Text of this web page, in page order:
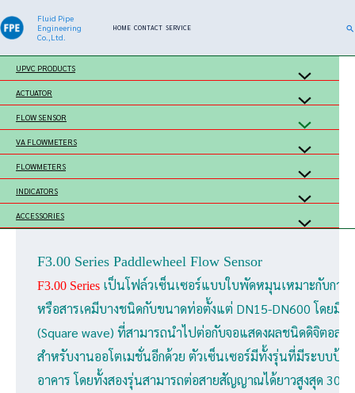
to
content
Fluid Pipe
Engineering
Co.,Ltd.
HOME CONTACT SERVICE
UPVC PRODUCTS
ACTUATOR
FLOW SENSOR
VA FLOWMETERS
FLOWMETERS
INDICATORS
ACCESSORIES
F3.00 Series Paddlewheel Flow Sensor
F3.00 Series เป็นโฟล์วเซ็นเซอร์แบบใบพัดหมุนเหมาะกับการ
หรือสารเคมีบางชนิดกับขนาดท่อตั้งแต่ DN15-DN600 โดย
(Square wave) ที่สามารถนำไปต่อกับจอแสดงผลชนิดดิจิตอล
สำหรับงานออโตเมชั่นอีกด้วย ตัวเซ็นเซอร์มีทั้งรุ่นที่มีระบบป้
อาคาร โดยทั้งสองรุ่นสามารถต่อสายสัญญาณได้ยาวสูงสุด 300